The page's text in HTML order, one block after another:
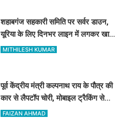
शहाबगंज सहकारी समिति पर सर्वर डाउन,
यूरिया के लिए दिनभर लाइन में लगकर खाली
हाथ लौटे किसान
MITHILESH KUMAR
पूर्व केंद्रीय मंत्री कल्पनाथ राय के पौत्र की
कार से लैपटॉप चोरी, मोबाइल ट्रैकिंग से
PPDU जंक्शन के पास बरामद
FAIZAN AHMAD